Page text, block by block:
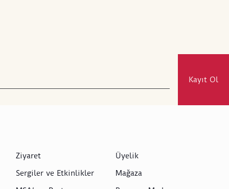
Kayıt Ol
Ziyaret
Sergiler ve Etkinlikler
Üyelik
Mağaza